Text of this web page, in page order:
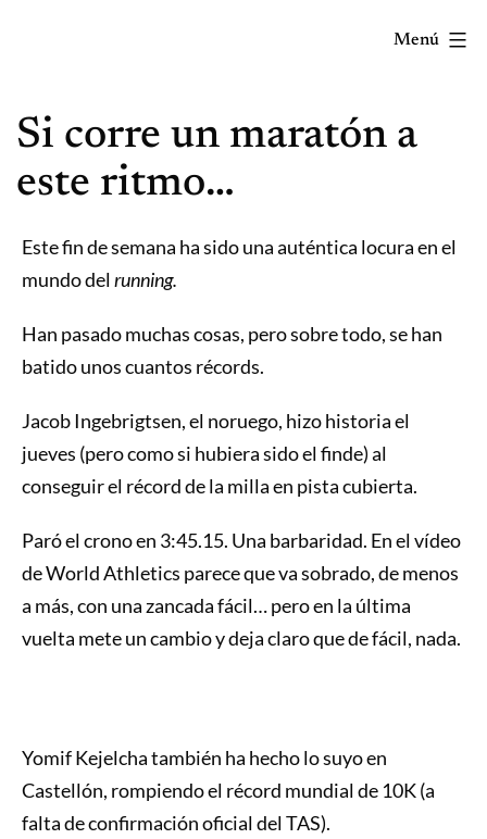
mola...
lo
Menú
Si corre un maratón a
este ritmo…
Este fin de semana ha sido una auténtica locura en el
mundo delrunning.
Han pasado muchas cosas, pero sobre todo, se han
batido unos cuantos récords.
Jacob Ingebrigtsen, el noruego, hizo historia el
jueves (pero como si hubiera sido el finde) al
conseguir el récord de la milla en pista cubierta.
Paró el crono en 3:45.15. Una barbaridad. En el vídeo
de World Athletics parece que va sobrado, de menos
a más, con una zancada fácil… pero en la última
vuelta mete un cambio y deja claro que de fácil, nada.
Yomif Kejelcha también ha hecho lo suyo en
Castellón, rompiendo el récord mundial de 10K (a
falta de confirmación oficial del TAS).